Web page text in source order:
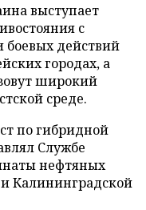
выступает
с
действий
городах, а
широкий
среде.
по гибридной
Службе
нефтяных
Калининградской